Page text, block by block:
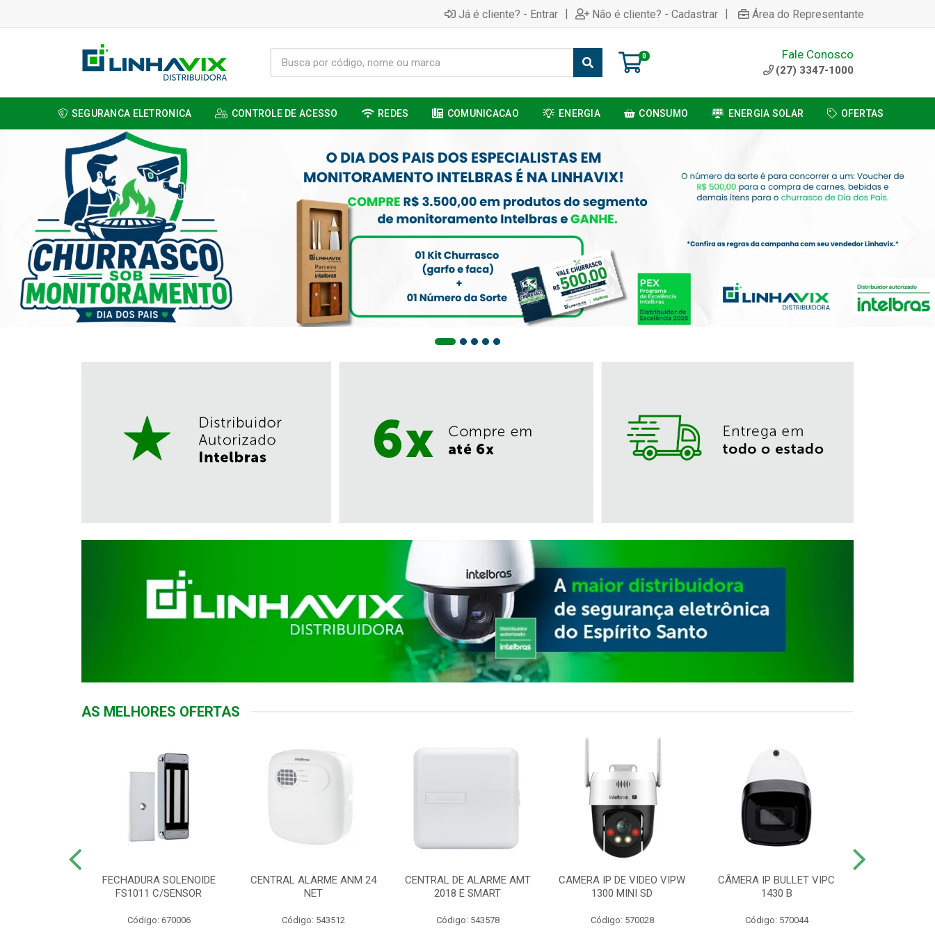
Já é cliente? - Entrar | Não é cliente? - Cadastrar | Área do Representante
0 Fale Conosco
(27) 3347-1000
SEGURANCA ELETRONICA CONTROLE DE ACESSO REDES COMUNICACAO ENERGIA CONSUMO ENERGIA SOLAR OFERTAS
AS MELHORES OFERTAS
FECHADURA SOLENOIDE
FS1011 C/SENSOR
Código: 670006
CENTRAL ALARME ANM 24
NET
Código: 543512
CENTRAL DE ALARME AMT
2018 E SMART
Código: 543578
CAMERA IP DE VIDEO VIPW
1300 MINI SD
Código: 570028
CÂMERA IP BULLET VIPC
1430 B
Código: 570044